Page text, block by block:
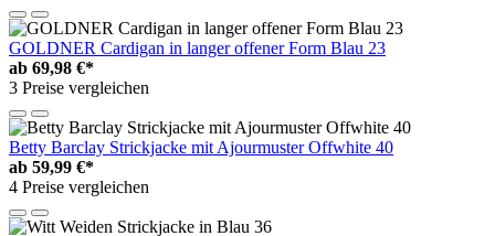
GOLDNER Cardigan in langer offener Form Blau 23
ab 69,98 €*
3 Preise vergleichen
Betty Barclay Strickjacke mit Ajourmuster Offwhite 40
ab 59,99 €*
4 Preise vergleichen